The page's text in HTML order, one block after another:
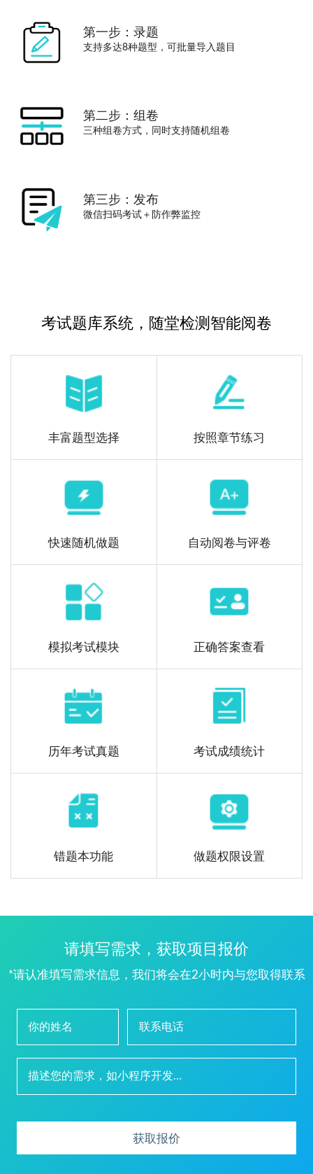
第一步：录题
支持多达8种题型，可批量导入题目
第二步：组卷
三种组卷方式，同时支持随机组卷
第三步：发布
微信扫码考试＋防作弊监控
考试题库系统，随堂检测智能阅卷
丰富题型选择 按照章节练习
快速随机做题 自动阅卷与评卷
模拟考试模块 正确答案查看
历年考试真题 考试成绩统计
错题本功能 做题权限设置
请填写需求，获取项目报价
*请认准填写需求信息，我们将会在2小时内与您取得联系
获取报价